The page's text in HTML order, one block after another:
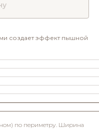
создает эффект пышной
по периметру. Ширина